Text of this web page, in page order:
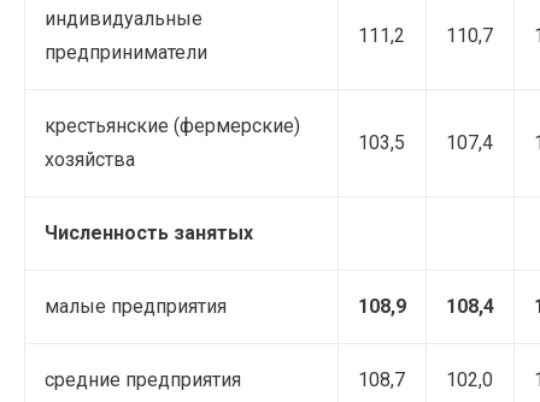
индивидуальные
предприниматели
111,2 110,7
крестьянские (фермерские)
хозяйства
103,5 107,4
Численность занятых
малые предприятия 108,9 108,4
средние предприятия 108,7 102,0